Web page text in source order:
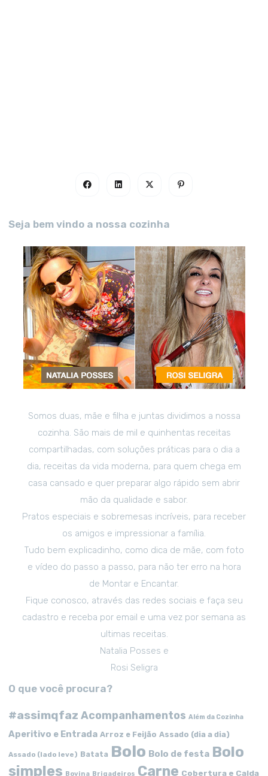
Seja bem vindo a nossa cozinha
Somos duas, mãe e filha e juntas dividimos a nossa
cozinha. São mais de mil e quinhentas receitas
compartilhadas, com soluções práticas para o dia a
dia, receitas da vida moderna, para quem chega em
casa cansado e quer preparar algo rápido sem abrir
mão da qualidade e sabor.
Pratos especiais e sobremesas incríveis, para receber
os amigos e impressionar a família.
Tudo bem explicadinho, como dica de mãe, com foto
e vídeo do passo a passo, para não ter erro na hora
de Montar e Encantar.
Fique conosco, através das redes sociais e faça seu
cadastro e receba por email e uma vez por semana as
ultimas receitas.
Natalia Posses e
Rosi Seligra
O que você procura?
#assimqfaz Acompanhamentos Além da Cozinha
Aperitivo e Entrada Arroz e Feijão Assado (dia a dia)
Assado (lado leve) Batata Bolo Bolo de festa Bolo
simples Bovina Brigadeiros Carne Cobertura e Calda